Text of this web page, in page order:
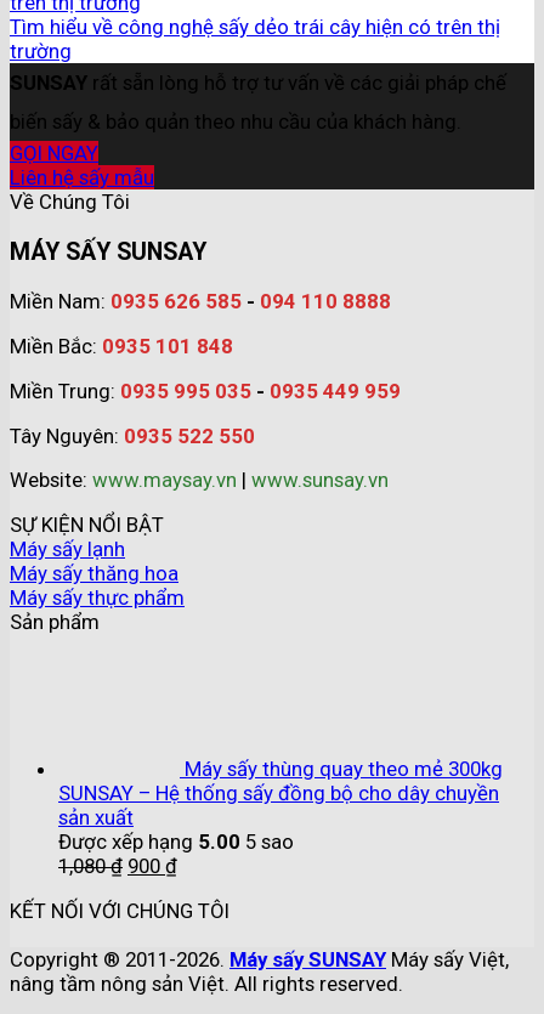
Tìm hiểu về công nghệ sấy dẻo trái cây hiện có trên thị
trường
SUNSAY rất sẵn lòng hỗ trợ tư vấn về các giải pháp chế
biến sấy & bảo quản theo nhu cầu của khách hàng.
GỌI NGAY
Liên hệ sấy mẫu
Về Chúng Tôi
MÁY SẤY SUNSAY
Miền Nam: 0935 626 585 - 094 110 8888
Miền Bắc: 0935 101 848
Miền Trung: 0935 995 035 - 0935 449 959
Tây Nguyên: 0935 522 550
Website: www.maysay.vn | www.sunsay.vn
SỰ KIỆN NỔI BẬT
Máy sấy lạnh
Máy sấy thăng hoa
Máy sấy thực phẩm
Sản phẩm
Máy sấy thùng quay theo mẻ 300kg
SUNSAY – Hệ thống sấy đồng bộ cho dây chuyền
sản xuất
Được xếp hạng 5.00 5 sao
1,080₫ 900 ₫
KẾT NỐI VỚI CHÚNG TÔI
Copyright ® 2011-2026. Máy sấy SUNSAY Máy sấy Việt,
nâng tầm nông sản Việt. All rights reserved.